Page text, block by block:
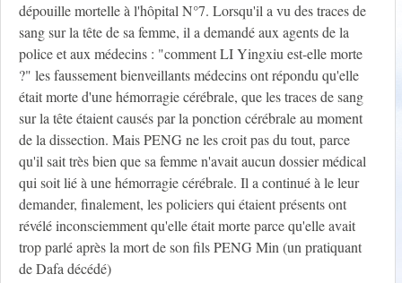
dépouille mortelle à l'hôpital N°7. Lorsqu'il a vu des traces de
sang sur la tête de sa femme, il a demandé aux agents de la
police et aux médecins : "comment LI Yingxiu est-elle morte
?" les faussement bienveillants médecins ont répondu qu'elle
était morte d'une hémorragie cérébrale, que les traces de sang
sur la tête étaient causés par la ponction cérébrale au moment
de la dissection. Mais PENG ne les croit pas du tout, parce
qu'il sait très bien que sa femme n'avait aucun dossier médical
qui soit lié à une hémorragie cérébrale. Il a continué à le leur
demander, finalement, les policiers qui étaient présents ont
révélé inconsciemment qu'elle était morte parce qu'elle avait
trop parlé après la mort de son fils PENG Min (un pratiquant
de Dafa décédé)